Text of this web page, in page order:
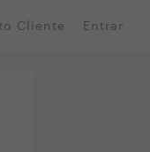
Cliente Entrar